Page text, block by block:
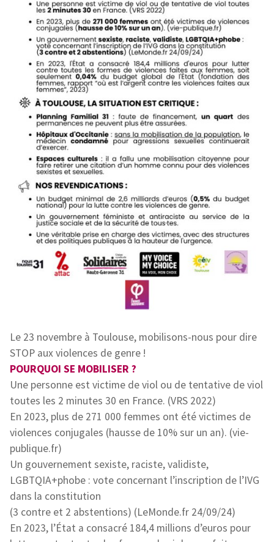
Le 23 novembre à Toulouse, mobilisons-nous pour dire
STOP aux violences de genre !
POURQUOI SE MOBILISER ?
Une personne est victime de viol ou de tentative de viol
toutes les 2 minutes 30 en France. (VRS 2022)
En 2023, plus de 271 000 femmes ont été victimes de
violences conjugales (hausse de 10% sur un an). (vie-
publique.fr)
Un gouvernement sexiste, raciste, validiste,
LGBTQIA+phobe : vote concernant l’inscription de l’IVG
dans la constitution
(3 contre et 2 abstentions) (LeMonde.fr 24/09/24)
En 2023, l’État a consacré 184,4 millions d’euros pour